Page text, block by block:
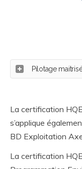
Pilotage
La certification
s’applique
BD Exploitation
La certification